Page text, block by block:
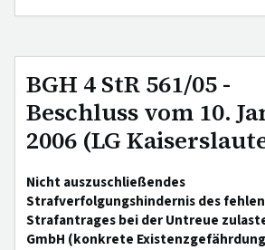
BGH 4 StR 561/05 -
Beschluss vom 10.
2006 (LG
Nicht auszuschließendes
Strafverfolgungshindernis des
Strafantrages bei der Untreue
GmbH (konkrete